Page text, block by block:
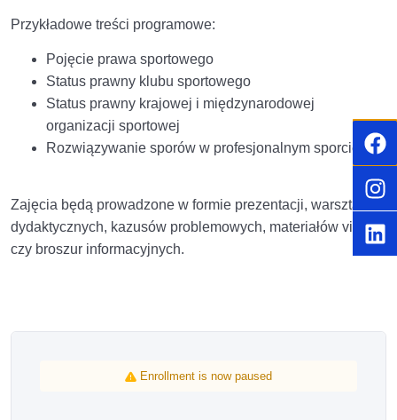
Przykładowe treści programowe:
Pojęcie prawa sportowego
Status prawny klubu sportowego
Status prawny krajowej i międzynarodowej
organizacji sportowej
Rozwiązywanie sporów w profesjonalnym sporcie
Zajęcia będą prowadzone w formie prezentacji, warsztatów
dydaktycznych, kazusów problemowych, materiałów video
czy broszur informacyjnych.
Enrollment is now paused